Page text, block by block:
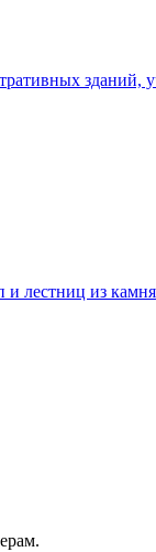
зданий,
и лестниц из камня